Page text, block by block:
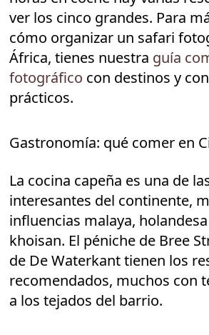
ver los cinco grandes. Para
cómo organizar un safari
África, tienes nuestra guía
fotográfico con destinos y
prácticos.
Gastronomía: qué comer en
La cocina capeña es una de
interesantes del continente,
influencias malaya,
khoisan. El péniche de Bree
de De Waterkant tienen los
recomendados, muchos con
a los tejados del barrio.